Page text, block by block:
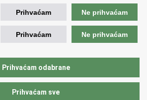
Prihvaćam Ne prihvaćam
Prihvaćam Ne prihvaćam
Prihvaćam odabrane
Prihvaćam sve